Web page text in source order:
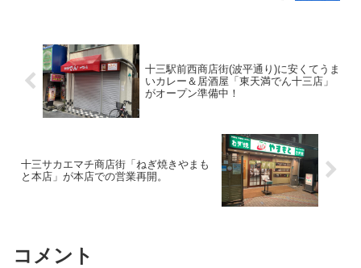
十三駅前西商店街(波平通り)に安くてうま
いカレー＆居酒屋「東天満でん十三店」
がオープン準備中！
十三サカエマチ商店街「ねぎ焼きやまも
と本店」が本店での営業再開。
コメント